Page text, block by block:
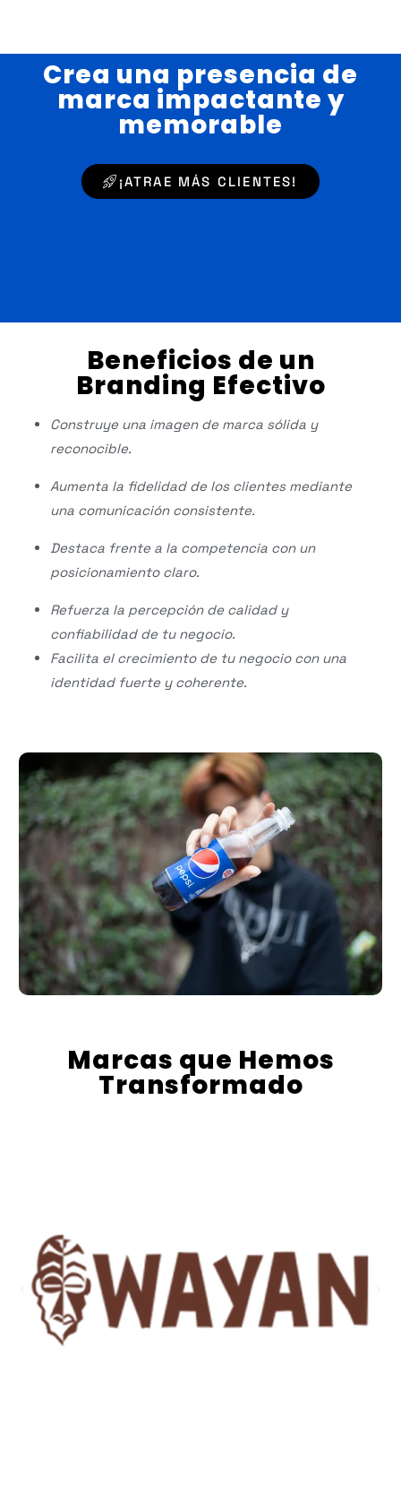
Crea una presencia de
marca impactante y
memorable
¡ATRAE MÁS CLIENTES!
Beneficios de un
Branding Efectivo
Construye una imagen de marca sólida y
reconocible.
Aumenta la fidelidad de los clientes mediante
una comunicación consistente.
Destaca frente a la competencia con un
posicionamiento claro.
Refuerza la percepción de calidad y
confiabilidad de tu negocio.
Facilita el crecimiento de tu negocio con una
identidad fuerte y coherente.
Marcas que Hemos
Transformado